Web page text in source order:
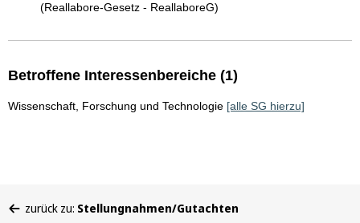
(Reallabore-Gesetz - ReallaboreG)
Betroffene Interessenbereiche (1)
Wissenschaft, Forschung und Technologie [alle SG hierzu]
befinden
zurück zu: Stellungnahmen/Gutachten